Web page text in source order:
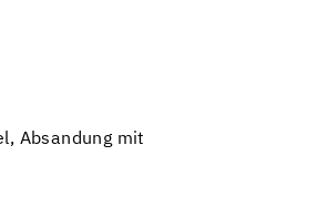
Absandung mit